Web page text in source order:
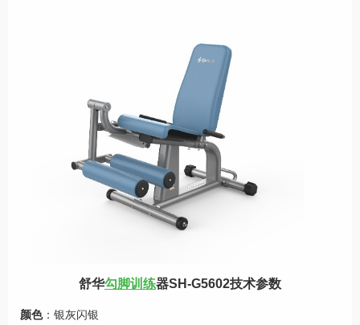
舒华勾脚训练器SH-G5602技术参数
颜色：银灰闪银